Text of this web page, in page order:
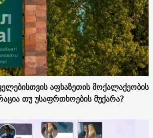
აფხაზეთის მოქალაქეობის
თუ უსაფრთხოების მუქარა?